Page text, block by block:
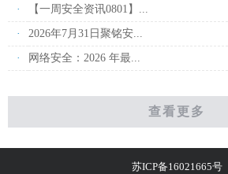
· 【一周安全资讯0801】...
· 2026年7月31日聚铭安...
· 网络安全：2026 年最...
查看更多
苏ICP备16021665号